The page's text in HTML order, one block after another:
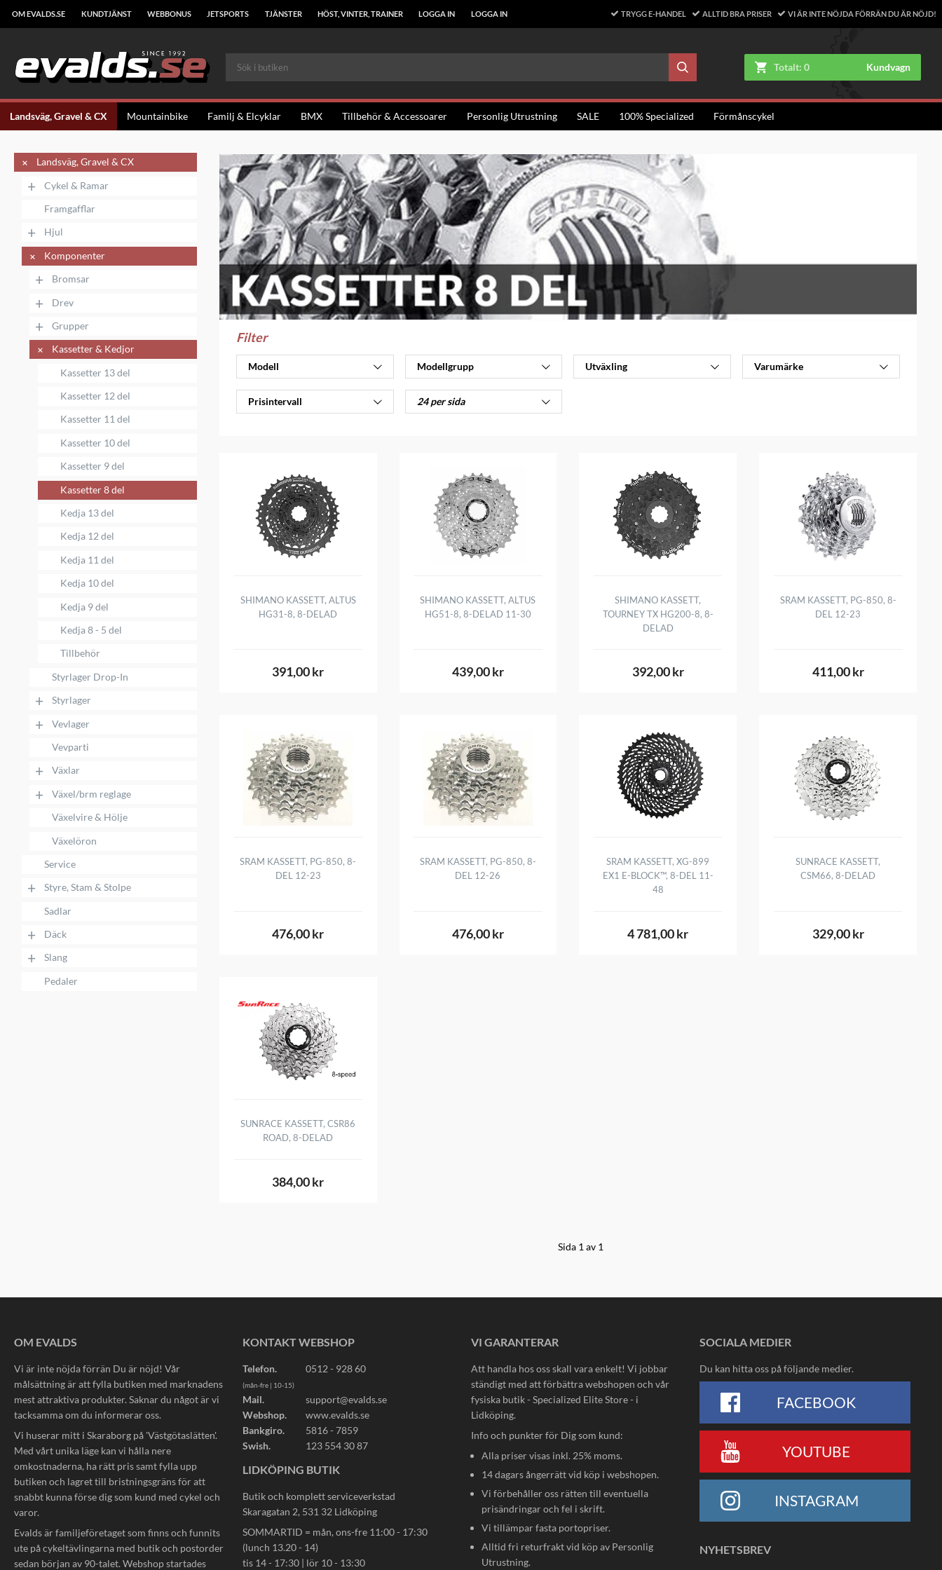
OM EVALDS.SE KUNDTJÄNST WEBBONUS JETSPORTS TJÄNSTER HÖST, VINTER, TRAINER LOGGA IN LOGGA IN TRYGG E-HANDEL ALLTID BRA PRISER VI ÄR INTE NÖJDA FÖRRÄN DU ÄR NÖJD!
Totalt: 0 Kundvagn
Landsväg, Gravel & CX Mountainbike Familj & Elcyklar BMX Tillbehör & Accessoarer Personlig Utrustning SALE 100% Specialized Förmånscykel
+ Landsväg, Gravel & CX
+ Cykel & Ramar
Framgafflar
+ Hjul
+ Komponenter
+ Bromsar
+ Drev
+ Grupper
+ Kassetter & Kedjor
Kassetter 13 del
Kassetter 12 del
Kassetter 11 del
Kassetter 10 del
Kassetter 9 del
Kassetter 8 del
Kedja 13 del
Kedja 12 del
Kedja 11 del
Kedja 10 del
Kedja 9 del
Kedja 8 - 5 del
Tillbehör
Styrlager Drop-In
+ Styrlager
+ Vevlager
Vevparti
+ Växlar
+ Växel/brm reglage
Växelvire & Hölje
Växelöron
Service
+ Styre, Stam & Stolpe
Sadlar
+ Däck
+ Slang
Pedaler
Filter
Modell Modellgrupp Utväxling Varumärke
Prisintervall 24 per sida
SHIMANO KASSETT, ALTUS
HG31-8, 8-DELAD
391,00 kr
SHIMANO KASSETT, ALTUS
HG51-8, 8-DELAD 11-30
439,00 kr
SHIMANO KASSETT,
TOURNEY TX HG200-8, 8-
DELAD
392,00 kr
SRAM KASSETT, PG-850, 8-
DEL 12-23
411,00 kr
SRAM KASSETT, PG-850, 8-
DEL 12-23
476,00 kr
SRAM KASSETT, PG-850, 8-
DEL 12-26
476,00 kr
SRAM KASSETT, XG-899
EX1 E-BLOCK™, 8-DEL 11-
48
4 781,00 kr
SUNRACE KASSETT,
CSM66, 8-DELAD
329,00 kr
SUNRACE KASSETT, CSR86
ROAD, 8-DELAD
384,00 kr
Sida 1 av 1
OM EVALDS
Vi är inte nöjda förrän Du är nöjd! Vår
målsättning är att fylla butiken med marknadens
mest attraktiva produkter. Saknar du något är vi
tacksamma om du informerar oss.
Vi huserar mitt i Skaraborg på 'Västgötaslätten'.
Med vårt unika läge kan vi hålla nere
omkostnaderna, ha rätt pris samt fylla upp
butiken och lagret till bristningsgräns för att
snabbt kunna förse dig som kund med cykel och
varor.
Evalds är familjeföretaget som finns och funnits
ute på cykeltävlingarna med butik och postorder
sedan början av 90-talet. Webshop startades
KONTAKT WEBSHOP
Telefon. 0512 - 928 60
(mån-fre | 10-15)
Mail.
support@evalds.se
Webshop.
www.evalds.se
Bankgiro.
5816 - 7859
Swish.
123 554 30 87
LIDKÖPING BUTIK
Butik och komplett serviceverkstad
Skaragatan 2, 531 32 Lidköping
SOMMARTID = mån, ons-fre 11:00 - 17:30
(lunch 13.20 - 14)
tis 14 - 17:30 | lör 10 - 13:30
VI GARANTERAR
Att handla hos oss skall vara enkelt! Vi jobbar
ständigt med att förbättra webshopen och vår
fysiska butik - Specialized Elite Store - i
Lidköping.
Info och punkter för Dig som kund:
Alla priser visas inkl. 25% moms.
14 dagars ångerrätt vid köp i webshopen.
Vi förbehåller oss rätten till eventuella
prisändringar och fel i skrift.
Vi tillämpar fasta portopriser.
Alltid fri returfrakt vid köp av Personlig
Utrustning.
SOCIALA MEDIER
Du kan hitta oss på följande medier.
FACEBOOK
YOUTUBE
INSTAGRAM
NYHETSBREV